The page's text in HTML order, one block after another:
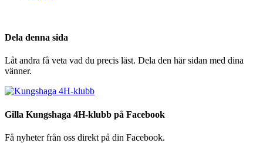
Dela denna sida
Låt andra få veta vad du precis läst. Dela den här sidan med dina
vänner.
Gilla Kungshaga 4H-klubb på Facebook
Få nyheter från oss direkt på din Facebook.